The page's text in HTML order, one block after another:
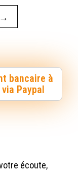
→
bancaire à
Paypal
écoute,